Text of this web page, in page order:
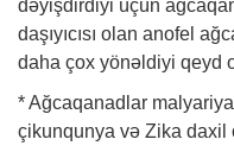
dəyişdirdiyi üçün
daşıyıcısı olan anofel
daha çox yönəldiyi qeyd
* Ağcaqanadlar malyariya,
çikunqunya və Zika